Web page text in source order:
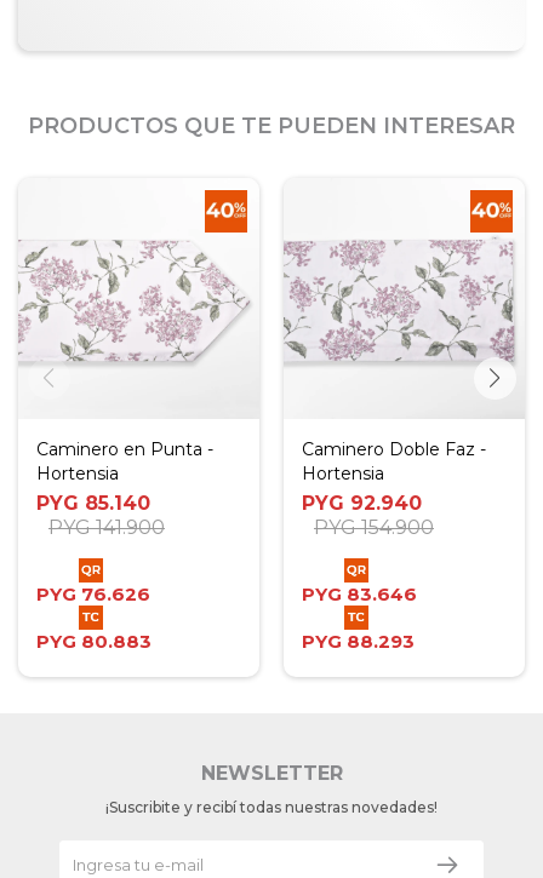
PRODUCTOS QUE TE PUEDEN INTERESAR
Caminero en Punta -
Hortensia
PYG 85.140
PYG 141.900
PYG 76.626
PYG 80.883
Caminero Doble Faz -
Hortensia
PYG 92.940
PYG 154.900
PYG 83.646
PYG 88.293
NEWSLETTER
¡Suscribite y recibí todas nuestras novedades!